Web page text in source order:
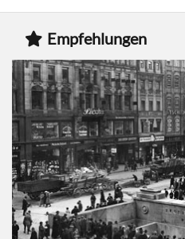
Empfehlungen